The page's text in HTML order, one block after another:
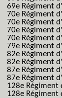
69e Régiment
70e Régiment
70e Régiment
70e Régiment
70e Régiment
79e Régiment
82e Régiment
82e Régiment
87e Régiment
87e Régiment
128e Régiment
128e